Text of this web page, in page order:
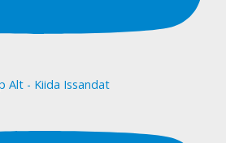
Alt - Kiida Issandat